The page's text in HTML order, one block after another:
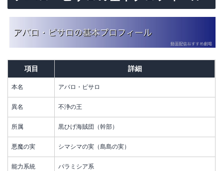
項目 詳細
本名 アバロ・ピサロ
異名 不浄の王
所属 黒ひげ海賊団（幹部）
悪魔の実 シマシマの実（島島の実）
能力系統 パラミシア系